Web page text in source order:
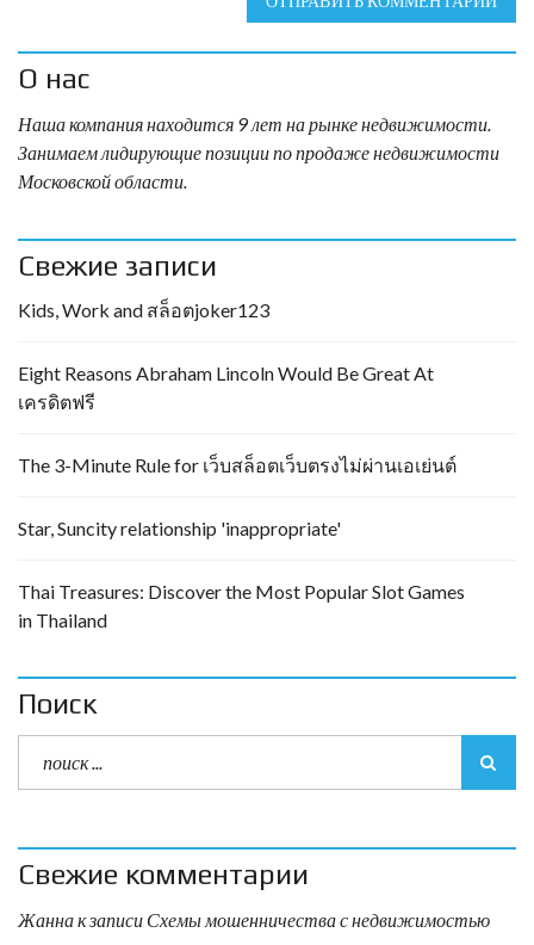
О нас
Наша компания находится 9 лет на рынке недвижимости.
Занимаем лидирующие позиции по продаже недвижимости
Московской области.
Свежие записи
Kids, Work and สล็อตjoker123
Eight Reasons Abraham Lincoln Would Be Great At
เครดิตฟรี
The 3-Minute Rule for เว็บสล็อตเว็บตรงไม่ผ่านเอเย่นต์
Star, Suncity relationship 'inappropriate'
Thai Treasures: Discover the Most Popular Slot Games
in Thailand
Поиск
Свежие комментарии
Жаннак записи Схемы мошенничества с недвижимостью